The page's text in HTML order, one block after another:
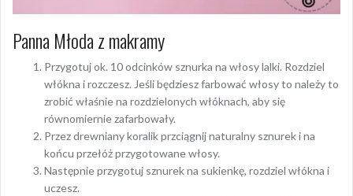
Panna Młoda z makramy
Przygotuj ok. 10 odcinków sznurka na włosy lalki. Rozdziel
włókna i rozczesz. Jeśli będziesz farbować włosy to należy to
zrobić właśnie na rozdzielonych włóknach, aby się
równomiernie zafarbowały.
Przez drewniany koralik przciągnij naturalny sznurek i na
końcu przełóż przygotowane włosy.
Następnie przygotuj sznurek na sukienkę, rozdziel włókna i
uczesz.